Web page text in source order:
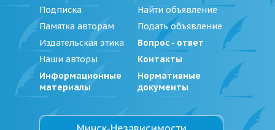
Подписка
Памятка авторам
Издательская этика
Наши авторы
Информационные
материалы
Найти объявление
Подать объявление
Вопрос - ответ
Контакты
Нормативные
документы